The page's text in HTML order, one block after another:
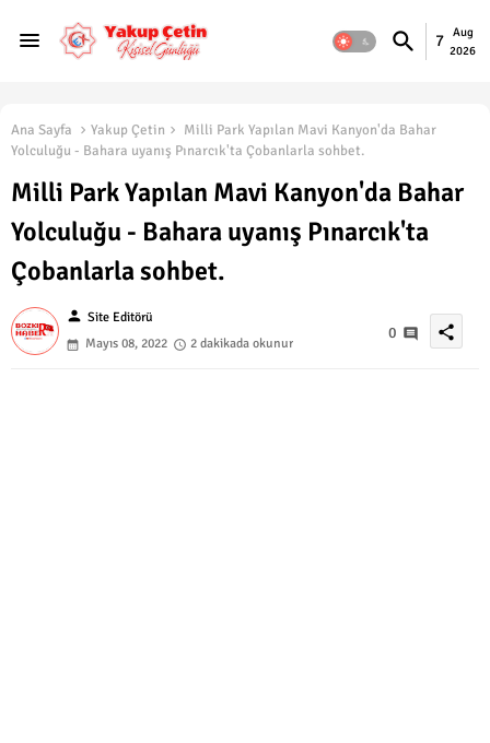
7
Aug
2026
Ana Sayfa Yakup Çetin
Milli Park Yapılan Mavi Kanyon'da Bahar
Yolculuğu - Bahara uyanış Pınarcık'ta Çobanlarla sohbet.
Milli Park Yapılan Mavi Kanyon'da Bahar
Yolculuğu - Bahara uyanış Pınarcık'ta
Çobanlarla sohbet.
person Site Editörü
Mayıs 08, 2022
2 dakikada okunur
0 share